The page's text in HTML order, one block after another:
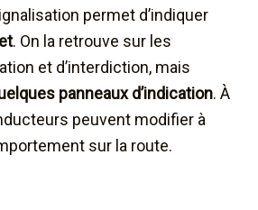
permet d’indiquer
. On la retrouve sur les
et d’interdiction, mais
panneaux d’indication. À
peuvent modifier à
sur la route.